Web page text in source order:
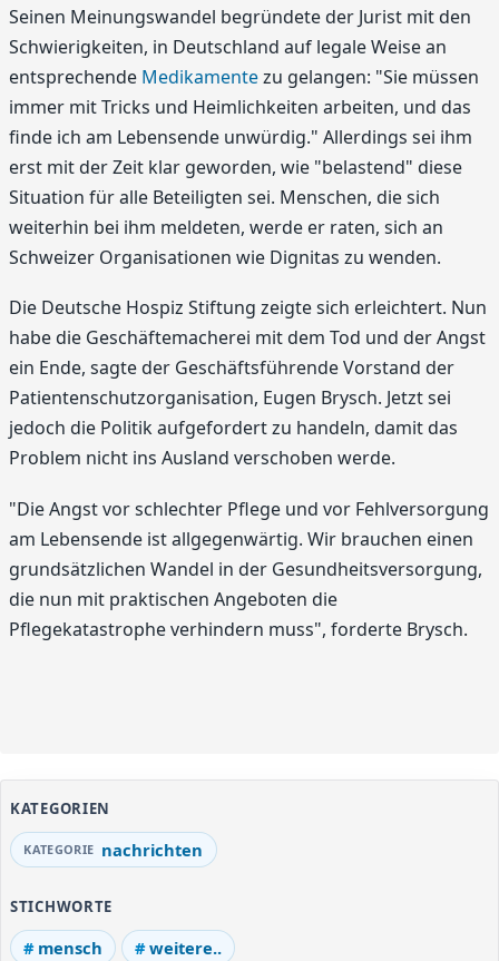
Seinen Meinungswandel begründete der Jurist mit den
Schwierigkeiten, in Deutschland auf legale Weise an
entsprechende Medikamentezu gelangen: "Sie müssen
immer mit Tricks und Heimlichkeiten arbeiten, und das
finde ich am Lebensende unwürdig." Allerdings sei ihm
erst mit der Zeit klar geworden, wie "belastend" diese
Situation für alle Beteiligten sei. Menschen, die sich
weiterhin bei ihm meldeten, werde er raten, sich an
Schweizer Organisationen wie Dignitas zu wenden.
Die Deutsche Hospiz Stiftung zeigte sich erleichtert. Nun
habe die Geschäftemacherei mit dem Tod und der Angst
ein Ende, sagte der Geschäftsführende Vorstand der
Patientenschutzorganisation, Eugen Brysch. Jetzt sei
jedoch die Politik aufgefordert zu handeln, damit das
Problem nicht ins Ausland verschoben werde.
"Die Angst vor schlechter Pflege und vor Fehlversorgung
am Lebensende ist allgegenwärtig. Wir brauchen einen
grundsätzlichen Wandel in der Gesundheitsversorgung,
die nun mit praktischen Angeboten die
Pflegekatastrophe verhindern muss", forderte Brysch.
KATEGORIEN
nachrichten
STICHWORTE
mensch weitere..